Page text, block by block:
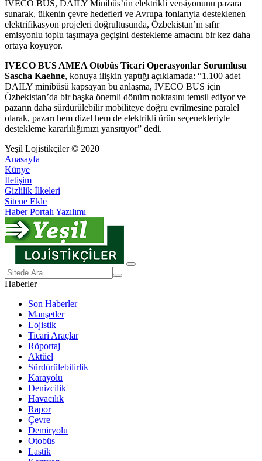
IVECO BUS, DAILY Minibüs’ün elektrikli versiyonunu pazara
sunarak, ülkenin çevre hedefleri ve Avrupa fonlarıyla desteklenen
elektrifikasyon projeleri doğrultusunda, Özbekistan’ın sıfır
emisyonlu toplu taşımaya geçişini destekleme amacını bir kez daha
ortaya koyuyor.
IVECO BUS AMEA Otobüs Ticari Operasyonlar Sorumlusu
Sascha Kaehne, konuya ilişkin yaptığı açıklamada: “1.100 adet
DAILY minibüsü kapsayan bu anlaşma, IVECO BUS için
Özbekistan’da bir başka önemli dönüm noktasını temsil ediyor ve
pazarın daha sürdürülebilir mobiliteye doğru evrilmesine paralel
olarak, pazarı hem dizel hem de elektrikli ürün seçenekleriyle
destekleme kararlılığımızı yansıtıyor” dedi.
Yeşil Lojistikçiler © 2020
Anasayfa
Künye
İletişim
Gizlilik İlkeleri
Sitene Ekle
Haber Portalı Yazılımı
Haberler
Son Haberler
Manşetler
Lojistik
Ticari Araçlar
Röportaj
Aktüel
Sürdürülebilirlik
Karayolu
Denizcilik
Havacılık
Rapor
Çevre
Demiryolu
Otobüs
Lastik